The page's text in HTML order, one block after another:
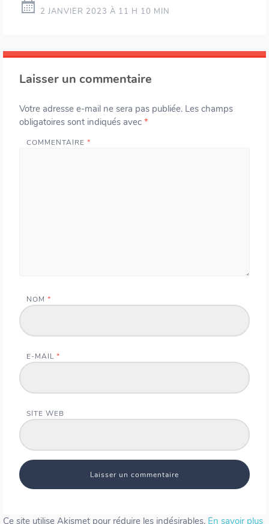
2 JANVIER 2023 À 11 H 10 MIN
Laisser un commentaire
Votre adresse e-mail ne sera pas publiée. Les champs
obligatoires sont indiqués avec *
COMMENTAIRE *
NOM *
E-MAIL *
SITE WEB
Ce site utilise Akismet pour réduire les indésirables. En savoir plus